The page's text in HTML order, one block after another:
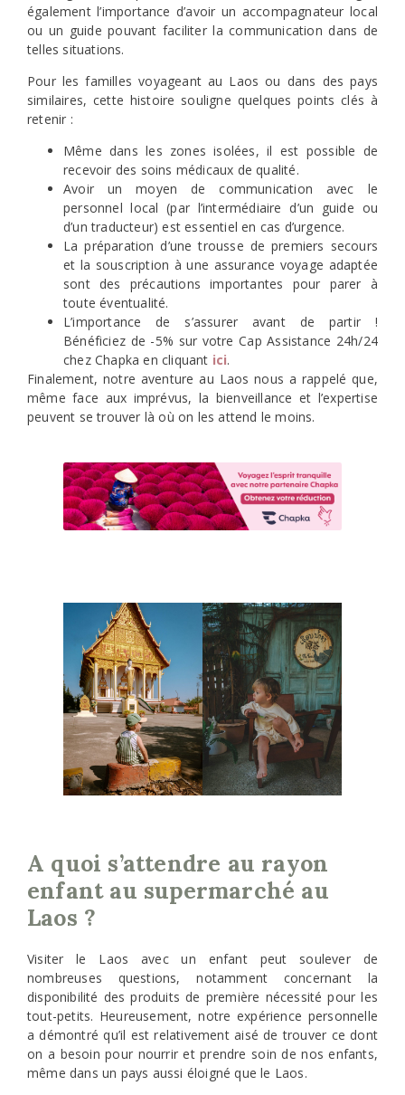
également l’importance d’avoir un accompagnateur local
ou un guide pouvant faciliter la communication dans de
telles situations.
Pour les familles voyageant au Laos ou dans des pays
similaires, cette histoire souligne quelques points clés à
retenir :
Même dans les zones isolées, il est possible de
recevoir des soins médicaux de qualité.
Avoir un moyen de communication avec le
personnel local (par l’intermédiaire d’un guide ou
d’un traducteur) est essentiel en cas d’urgence.
La préparation d’une trousse de premiers secours
et la souscription à une assurance voyage adaptée
sont des précautions importantes pour parer à
toute éventualité.
L’importance de s’assurer avant de partir !
Bénéficiez de -5% sur votre Cap Assistance 24h/24
chez Chapka en cliquant ici.
Finalement, notre aventure au Laos nous a rappelé que,
même face aux imprévus, la bienveillance et l’expertise
peuvent se trouver là où on les attend le moins.
A quoi s’attendre au rayon
enfant au supermarché au
Laos ?
Visiter le Laos avec un enfant peut soulever de
nombreuses questions, notamment concernant la
disponibilité des produits de première nécessité pour les
tout-petits. Heureusement, notre expérience personnelle
a démontré qu’il est relativement aisé de trouver ce dont
on a besoin pour nourrir et prendre soin de nos enfants,
même dans un pays aussi éloigné que le Laos.